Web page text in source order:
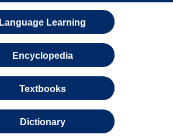
Language Learning
Encyclopedia
Textbooks
Dictionary